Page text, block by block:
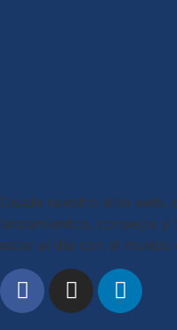
Desde nuestro sitio web,
lanzamientos, consejos
estar al día con el mundo